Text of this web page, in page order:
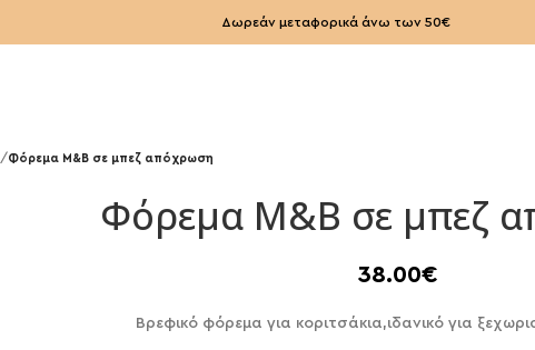
Δωρεάν μεταφορικά άνω των 50€
/Φόρεμα Μ&Β σε μπεζ απόχρωση
Φόρεμα Μ&Β σε μπεζ
38.00€
Βρεφικό φόρεμα για κοριτσάκια,ιδανικό για